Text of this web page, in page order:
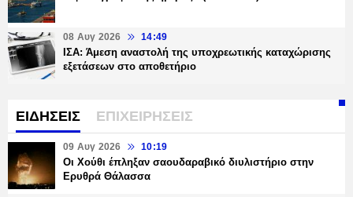
08 Αυγ 2026 14:49
ΙΣΑ: Άμεση αναστολή της υποχρεωτικής καταχώρισης
εξετάσεων στο αποθετήριο
ΕΙΔΗΣΕΙΣ ΕΠΙΧΕΙΡΗΣΕΙΣ
09 Αυγ 2026 10:19
Οι Χούθι έπληξαν σαουδαραβικό διυλιστήριο στην
Ερυθρά Θάλασσα